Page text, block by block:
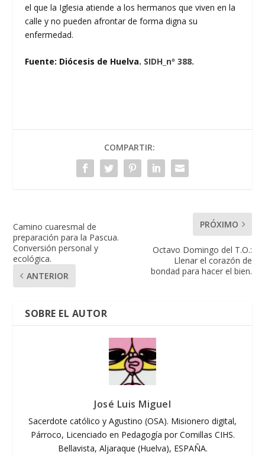
el que la Iglesia atiende a los hermanos que viven en la
calle y no pueden afrontar de forma digna su
enfermedad.
Fuente: Diócesis de Huelva. SIDH_nº 388.
COMPARTIR:
Camino cuaresmal de
preparación para la Pascua.
Conversión personal y
ecológica.
ANTERIOR
PRÓXIMO
Octavo Domingo del T.O.:
Llenar el corazón de
bondad para hacer el bien.
SOBRE EL AUTOR
José Luis Miguel
Sacerdote católico y Agustino (OSA). Misionero digital,
Párroco, Licenciado en Pedagogía por Comillas CIHS.
Bellavista, Aljaraque (Huelva), ESPAÑA.